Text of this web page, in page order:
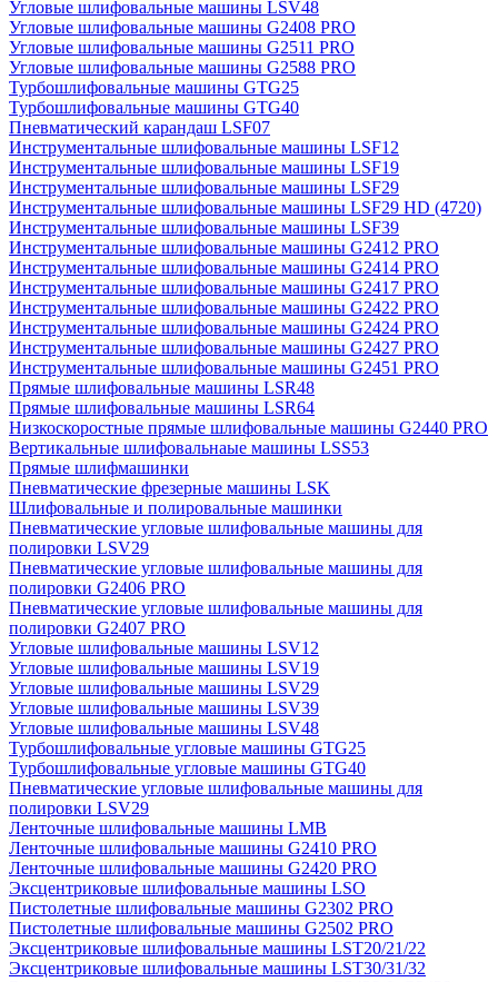
Угловые шлифовальные машины LSV48
Угловые шлифовальные машины G2408 PRO
Угловые шлифовальные машины G2511 PRO
Угловые шлифовальные машины G2588 PRO
Турбошлифовальные машины GTG25
Турбошлифовальные машины GTG40
Пневматический карандаш LSF07
Инструментальные шлифовальные машины LSF12
Инструментальные шлифовальные машины LSF19
Инструментальные шлифовальные машины LSF29
Инструментальные шлифовальные машины LSF29 HD (4720)
Инструментальные шлифовальные машины LSF39
Инструментальные шлифовальные машины G2412 PRO
Инструментальные шлифовальные машины G2414 PRO
Инструментальные шлифовальные машины G2417 PRO
Инструментальные шлифовальные машины G2422 PRO
Инструментальные шлифовальные машины G2424 PRO
Инструментальные шлифовальные машины G2427 PRO
Инструментальные шлифовальные машины G2451 PRO
Прямые шлифовальные машины LSR48
Прямые шлифовальные машины LSR64
Низкоскоростные прямые шлифовальные машины G2440 PRO
Вертикальные шлифовальнаые машины LSS53
Прямые шлифмашинки
Пневматические фрезерные машины LSK
Шлифовальные и полировальные машинки
Пневматические угловые шлифовальные машины для
полировки LSV29
Пневматические угловые шлифовальные машины для
полировки G2406 PRO
Пневматические угловые шлифовальные машины для
полировки G2407 PRO
Угловые шлифовальные машины LSV12
Угловые шлифовальные машины LSV19
Угловые шлифовальные машины LSV29
Угловые шлифовальные машины LSV39
Угловые шлифовальные машины LSV48
Турбошлифовальные угловые машины GTG25
Турбошлифовальные угловые машины GTG40
Пневматические угловые шлифовальные машины для
полировки LSV29
Ленточные шлифовальные машины LMB
Ленточные шлифовальные машины G2410 PRO
Ленточные шлифовальные машины G2420 PRO
Эксцентриковые шлифовальные машины LSO
Пистолетные шлифовальные машины G2302 PRO
Пистолетные шлифовальные машины G2502 PRO
Эксцентриковые шлифовальные машины LST20/21/22
Эксцентриковые шлифовальные машины LST30/31/32